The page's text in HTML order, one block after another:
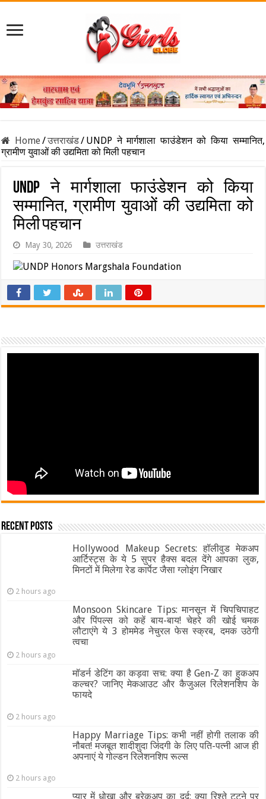
Home/उत्तराखंड/ UNDP ने मार्गशाला फाउंडेशन को किया सम्मानित,
ग्रामीण युवाओं की उद्यमिता को मिली पहचान
UNDP ने मार्गशाला फाउंडेशन को किया
सम्मानित, ग्रामीण युवाओं की उद्यमिता को
मिली पहचान
May 30, 2026 उत्तराखंड
Recent Posts
Hollywood Makeup Secrets: हॉलीवुड मेकअप
आर्टिस्ट्स के ये 5 सुपर हैक्स बदल देंगे आपका लुक,
मिनटों में मिलेगा रेड कार्पेट जैसा ग्‍लोइंग निखार
2 hours ago
Monsoon Skincare Tips: मानसून में चिपचिपाहट
और पिंपल्स को कहें बाय-बाय! चेहरे की खोई चमक
लौटाएंगे ये 3 होममेड नेचुरल फेस स्क्रब, दमक उठेगी
त्वचा
2 hours ago
मॉडर्न डेटिंग का कड़वा सच: क्या है Gen-Z का हुकअप
कल्चर? जानिए मेकआउट और कैजुअल रिलेशनशिप के
फायदे
2 hours ago
Happy Marriage Tips: कभी नहीं होगी तलाक की
नौबत! मजबूत शादीशुदा जिंदगी के लिए पति-पत्नी आज ही
अपनाएं ये गोल्डन रिलेशनशिप रूल्स
2 hours ago
प्यार में धोखा और ब्रेकअप का दर्द: क्या रिश्ते टूटने पर